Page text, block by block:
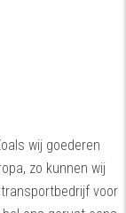
wij goederen
zo kunnen wij
voor